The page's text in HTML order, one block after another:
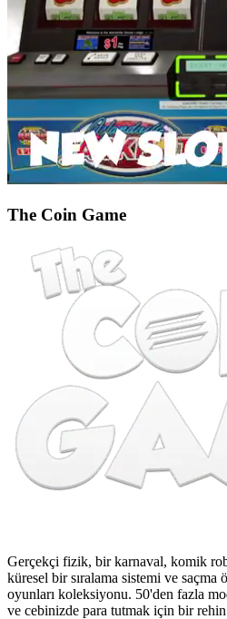
The Coin Game
Gerçekçi fizik, bir karnaval, komik
küresel bir sıralama sistemi ve saçma
oyunları koleksiyonu. 50'den fazla
ve cebinizde para tutmak için bir rehin